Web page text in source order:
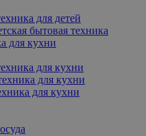
для детей
бытовая техника
для кухни
для кухни
для кухни
для кухни